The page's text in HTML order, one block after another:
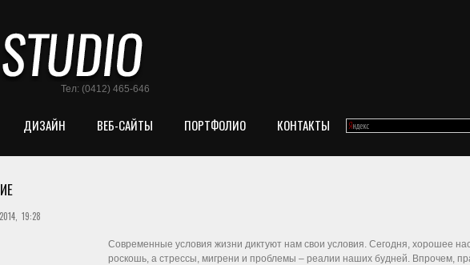
Тел: (0412) 465-646
ДИЗАЙН ВЕБ-САЙТЫ ПОРТФОЛИО КОНТАКТЫ
19:28
Современные условия жизни диктуют нам свои условия. Сегодня, хорошее
роскошь, а стрессы, мигрени и проблемы – реалии наших будней. Впрочем,